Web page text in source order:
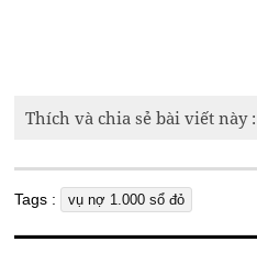
Thích và chia sẻ bài viết này :
Tags : vụ nợ 1.000 sổ đỏ